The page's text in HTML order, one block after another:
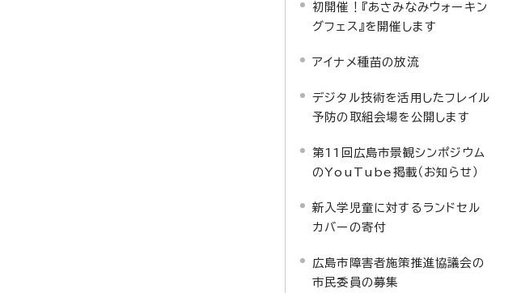
初開催！『あさみなみウォーキン
グフェス』を開催します
アイナメ種苗の放流
デジタル技術を活用したフレイル
予防の取組会場を公開します
第11回広島市景観シンポジウム
のYouTube掲載（お知らせ）
新入学児童に対するランドセル
カバーの寄付
広島市障害者施策推進協議会の
市民委員の募集